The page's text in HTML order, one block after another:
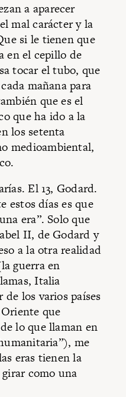
a aparecer
mal carácter y la
si le tienen que
en el cepillo de
tocar el tubo, que
mañana para
que es el
que ha ido a la
los setenta
medioambiental,
El 13, Godard.
estos días es que
era”. Solo que
II, de Godard y
a la otra realidad
guerra en
Italia
los varios países
que
lo que llaman en
me
eras tienen la
como una